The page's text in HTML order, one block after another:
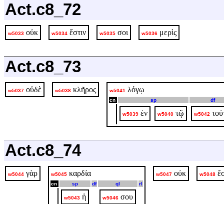
Act.c8_72
w5033 οὐκ w5034 ἔστιν w5035 σοι w5036 μερὶς
Act.c8_73
w5037 οὐδὲ w5038 κλῆρος w5041 λόγῳ
cn sp df
w5039 ἐν w5040 τῷ w5042
Act.c8_74
w5044 γὰρ w5045 καρδία
cn sp df ql rl
w5043 ἡ w5046 σου
w5047 οὐκ w5048